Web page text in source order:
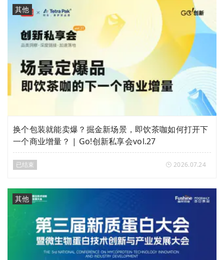
其他
换个包装就能卖爆？掘金新场景，即饮茶咖如何打开下
一个商业增量？ | Go!创新私享会vol.27
已结束 2026.07.24
其他